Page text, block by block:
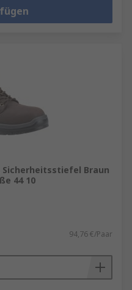
Sicherheitsstiefel Braun
44 10
94,76 €/Paar